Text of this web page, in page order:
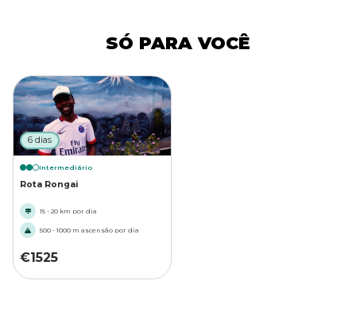
SÓ PARA VOCÊ
6 dias
Intermediário
Rota Rongai
15 - 20 km por dia
500 - 1000 m ascensão por dia
€1525